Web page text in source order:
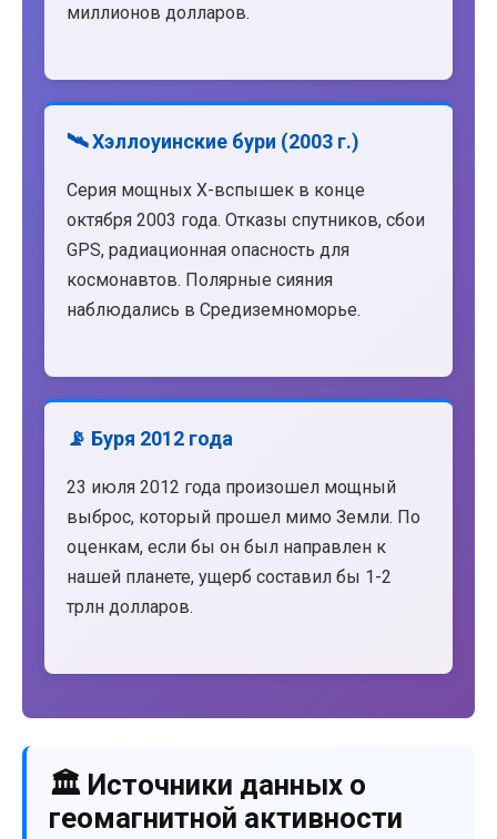
миллионов долларов.
🛰️ Хэллоуинские бури (2003 г.)
Серия мощных X-вспышек в конце
октября 2003 года. Отказы спутников, сбои
GPS, радиационная опасность для
космонавтов. Полярные сияния
наблюдались в Средиземноморье.
📡 Буря 2012 года
23 июля 2012 года произошел мощный
выброс, который прошел мимо Земли. По
оценкам, если бы он был направлен к
нашей планете, ущерб составил бы 1-2
трлн долларов.
🏛️ Источники данных о
геомагнитной активности